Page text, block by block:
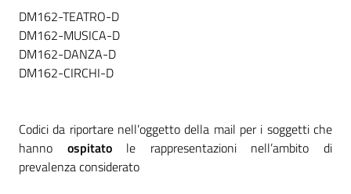
DM162-TEATRO-D
DM162-MUSICA-D
DM162-DANZA-D
DM162-CIRCHI-D
Codici da riportare nell’oggetto della mail per i soggetti che
hanno ospitatole rappresentazioni nell’ambito di
prevalenza considerato